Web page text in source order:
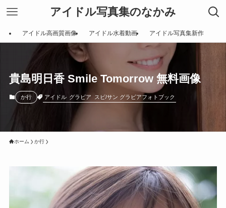
アイドル写真集のなかみ
アイドル高画質画像 アイドル水着動画 アイドル写真集新作
貴島明日香 Smile Tomorrow 無料画像
か行 アイドル グラビア スピ/サン グラビアフォトブック
ホーム か行